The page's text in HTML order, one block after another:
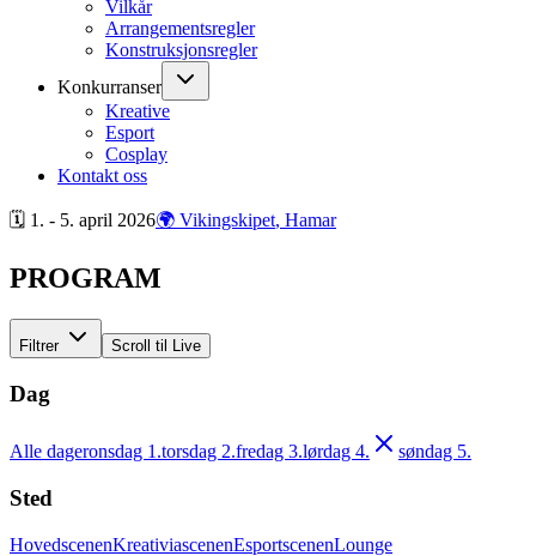
Vilkår
Arrangementsregler
Konstruksjonsregler
Konkurranser
Kreative
Esport
Cosplay
Kontakt oss
🗓 1. - 5. april 2026🌍 Vikingskipet, Hamar
PROGRAM
Filtrer Scroll til Live
Dag
Alle dageronsdag 1.torsdag 2.fredag 3.lørdag 4. søndag 5.
Sted
HovedscenenKreativiascenenEsportscenenLounge